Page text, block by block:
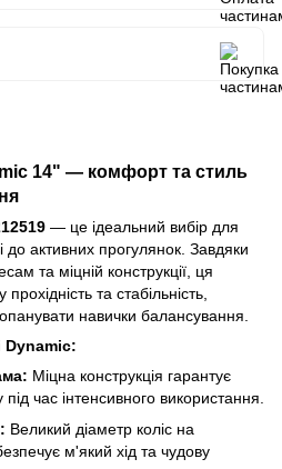
14" — комфорт та стиль
— це ідеальний вибір для
до активних прогулянок. Завдяки
та міцній конструкції, ця
та стабільність,
навички балансування.
Dynamic:
Міцна конструкція гарантує
під час інтенсивного використання.
Великий діаметр коліс на
м'який хід та чудову